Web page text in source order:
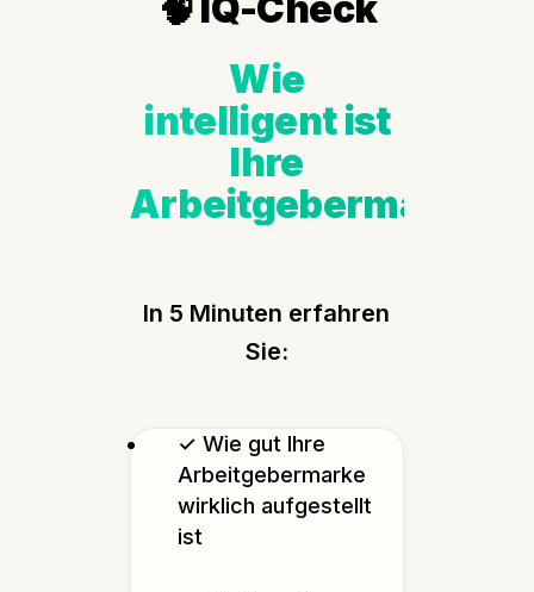
Wie
intelligent ist
Ihre
Arbeitgebermarke?
In 5 Minuten erfahren
Sie:
✓ Wie gut Ihre
Arbeitgebermarke
wirklich aufgestellt
ist